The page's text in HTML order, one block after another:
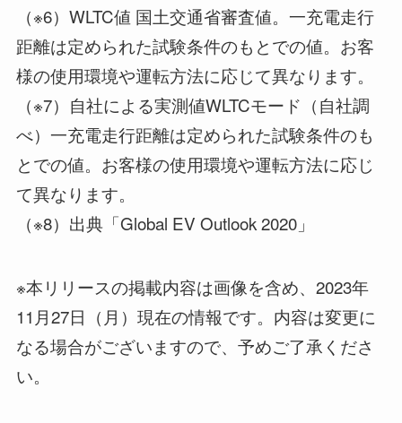
（※6）WLTC値 国土交通省審査値。一充電走行
距離は定められた試験条件のもとでの値。お客
様の使用環境や運転方法に応じて異なります。
（※7）自社による実測値WLTCモード（自社調
べ）一充電走行距離は定められた試験条件のも
とでの値。お客様の使用環境や運転方法に応じ
て異なります。
（※8）出典「Global EV Outlook 2020」
※本リリースの掲載内容は画像を含め、2023年
11月27日（月）現在の情報です。内容は変更に
なる場合がございますので、予めご了承くださ
い。